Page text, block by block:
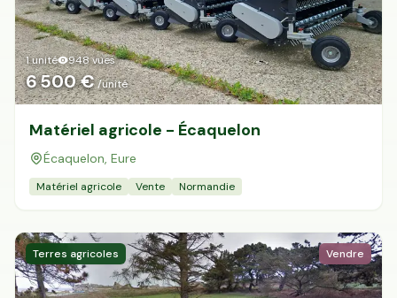
1 unité 948vues
6 500 €/unité
Matériel agricole - Écaquelon
Écaquelon, Eure
Matériel agricole Vente Normandie
Terres agricoles Vendre